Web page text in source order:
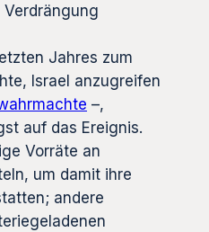
Jahres zum
Israel anzugreifen
–,
auf das Ereignis.
Vorräte an
um damit ihre
andere